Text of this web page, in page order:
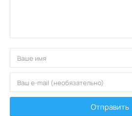
Отправить